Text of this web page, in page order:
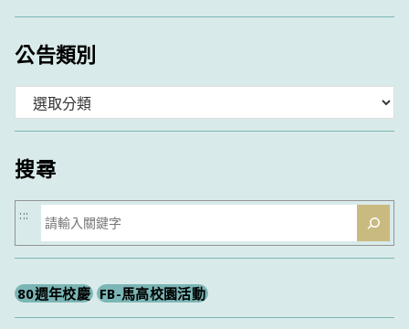
公告類別
類
搜尋
搜
尋
:::
80週年校慶 FB-馬高校園活動